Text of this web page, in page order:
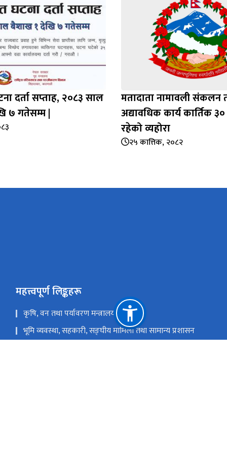
दर्ता सप्‍ताह, २०८३ साल
७ गतेसम्म |
मतादाता नामावली संकलन
अद्यावधिक कार्य कार्तिक
रहेको व्यहोरा
२५ कात्तिक, २०८२
महत्त्वपूर्ण लिङ्कहरू
कृषि, वन तथा पर्यावरण मन्त्रालय
भूमि व्यवस्था, सहकारी, सङ्‍घीय मामिला तथा सामान्य प्रशासन
मन्त्रालय